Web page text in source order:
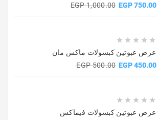
750.00 EGP
1,000.00 EGP





عرض عبوتين كبسولات ماكس مان
450.00 EGP
500.00 EGP





عرض عبوتين كبسولات فيماكس